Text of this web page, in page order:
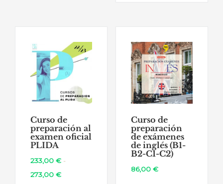
80,00 €
Curso de
preparación al
examen oficial
PLIDA
233,00 € -
273,00 €Rango
Curso de
preparación
de exámenes
de inglés (B1-
B2-C1-C2)
86,00 €